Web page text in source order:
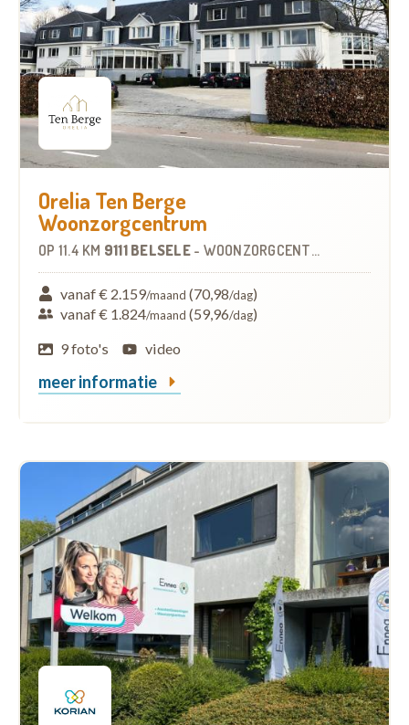
Orelia Ten Berge
Woonzorgcentrum
OP 11.4 KM 9111 BELSELE - WOONZORGCENTRUM (WZC)
vanaf € 2.159/maand (70,98/dag)
vanaf € 1.824/maand (59,96/dag)
9 foto's
video
meer informatie